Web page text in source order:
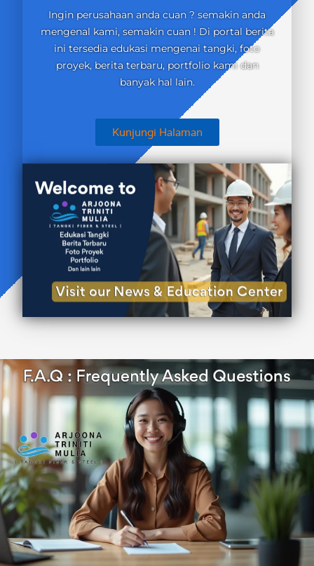
Ingin perusahaan anda cuan ? semakin anda
mengenal kami, semakin cuan ! Di portal berita
ini tersedia edukasi mengenai tangki, foto
proyek, berita terbaru, portfolio kami dan
banyak hal lain.
Kunjungi Halaman